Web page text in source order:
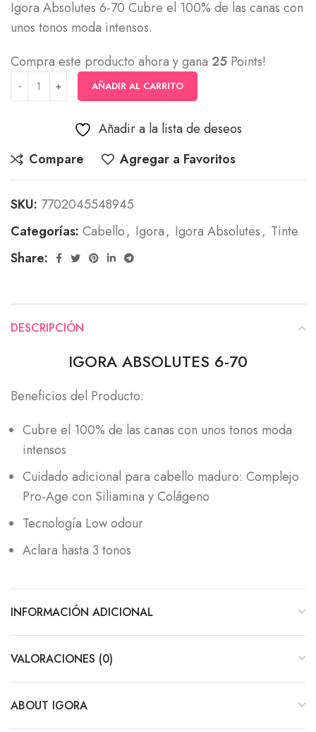
Igora Absolutes 6-70 Cubre el 100% de las canas con
unos tonos moda intensos.
Compra este producto ahora y gana 25 Points!
AÑADIR AL CARRITO
Añadir a la lista de deseos
Compare
Agregar a Favoritos
SKU: 7702045548945
Categorías: Cabello, Igora, Igora Absolutes, Tinte
Share:
DESCRIPCIÓN
IGORA ABSOLUTES 6-70
Beneficios del Producto:
Cubre el 100% de las canas con unos tonos moda
intensos
Cuidado adicional para cabello maduro: Complejo
Pro-Age con Siliamina y Colágeno
Tecnología Low odour
Aclara hasta 3 tonos
INFORMACIÓN ADICIONAL
VALORACIONES (0)
ABOUT IGORA